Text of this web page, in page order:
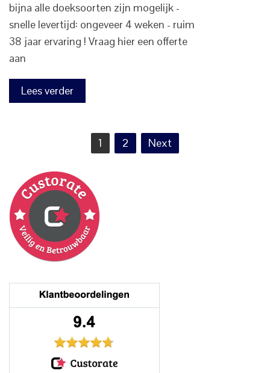
bijna alle doeksoorten zijn mogelijk -
snelle levertijd: ongeveer 4 weken - ruim
38 jaar ervaring ! Vraag hier een offerte
aan
Lees verder
1 2 Next